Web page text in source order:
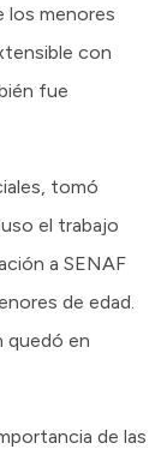
los menores
con
fue
tomó
el trabajo
a SENAF
de edad.
quedó en
de las